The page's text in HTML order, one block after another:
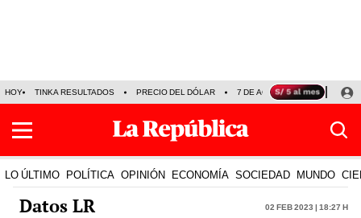
HOY TINKA RESULTADOS PRECIO DEL DÓLAR 7 DE AGOSTO OLLANTA
LO ÚLTIMO POLÍTICA OPINIÓN ECONOMÍA SOCIEDAD MUNDO
Datos LR 02 Feb 2023 | 18:27 h